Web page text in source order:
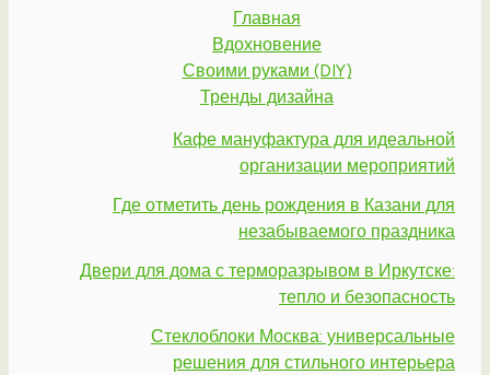
Главная
Вдохновение
Своими руками (DIY)
Тренды дизайна
Кафе мануфактура для идеальной
организации мероприятий
Где отметить день рождения в Казани для
незабываемого праздника
Двери для дома с терморазрывом в Иркутске:
тепло и безопасность
Стеклоблоки Москва: универсальные
решения для стильного интерьера